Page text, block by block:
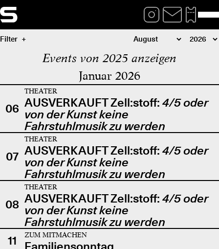
Filter
Events von 2025 anzeigen
Januar 2026
06
THEATER
AUSVERKAUFT Zell:stoff: 4/5 oder
von der Kunst keine
Fahrstuhlmusik zu werden
07
THEATER
AUSVERKAUFT Zell:stoff: 4/5 oder
von der Kunst keine
Fahrstuhlmusik zu werden
08
THEATER
AUSVERKAUFT Zell:stoff: 4/5 oder
von der Kunst keine
Fahrstuhlmusik zu werden
11
ZUM MITMACHEN